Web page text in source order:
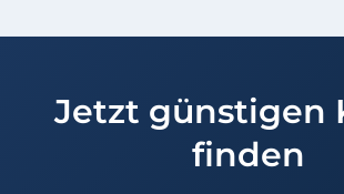
Jetzt günstigen
finden